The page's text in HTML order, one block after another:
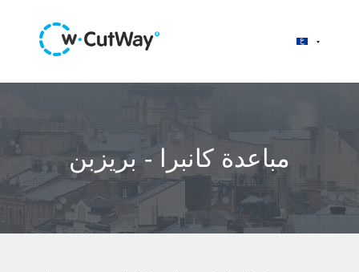
مباعدة كانبرا - بريزبن